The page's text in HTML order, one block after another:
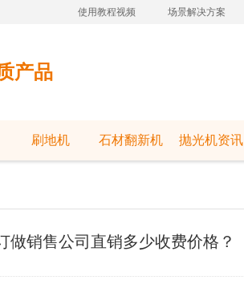
使用教程视频 场景解决方案
产品
刷地机 石材翻新机 抛光机资讯
做销售公司直销多少收费价格？